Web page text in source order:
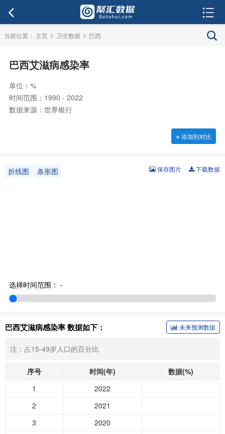
当前位置： 主页 > 卫生数据 > 巴西
巴西艾滋病感染率
单位：%
时间范围：1990 - 2022
数据来源：世界银行
+添加到对比
折线图 条形图 下载数据
保存图片
选择时间范围： -
巴西艾滋病感染率 数据如下： 未来预测数据
注：占15-49岁人口的百分比
序号 时间(年)
数据(%)
1
2022
2
2021
3
2020